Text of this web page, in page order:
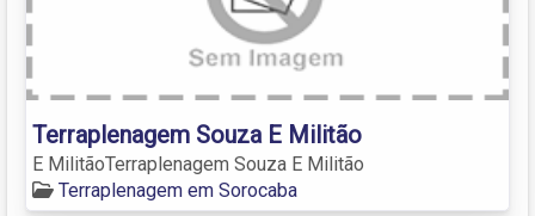
Terraplenagem Souza E Militão
E MilitãoTerraplenagem Souza E Militão
Terraplenagem em Sorocaba